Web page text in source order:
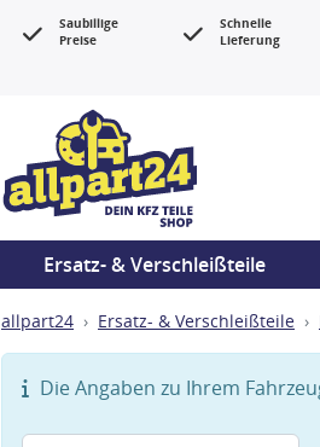
Saubillige
Preise
Schnelle
Lieferung
Ersatz- & Verschleißteile
allpart24 Ersatz- & Verschleißteile
Die Angaben zu Ihrem